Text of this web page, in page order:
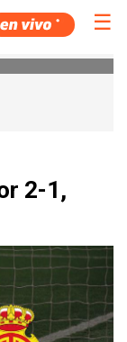
☰
2-1,